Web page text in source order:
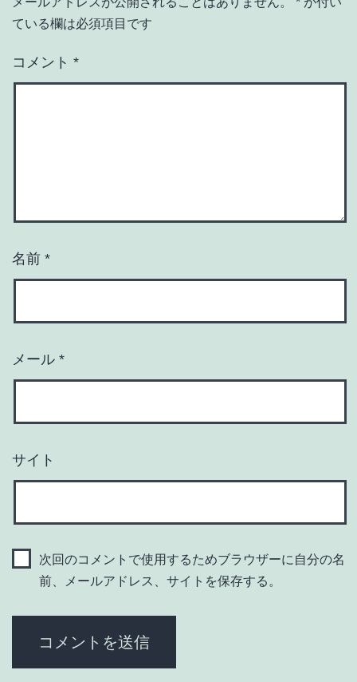
ている欄は必須項目です
コメント *
名前 *
メール *
サイト
次回のコメントで使用するためブラウザーに自分の名
前、メールアドレス、サイトを保存する。